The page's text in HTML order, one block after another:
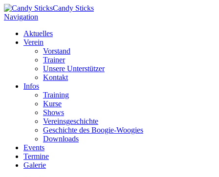
Candy Sticks
Navigation
Aktuelles
Verein
Vorstand
Trainer
Unsere Unterstützer
Kontakt
Infos
Training
Kurse
Shows
Vereinsgeschichte
Geschichte des Boogie-Woogies
Downloads
Events
Termine
Galerie